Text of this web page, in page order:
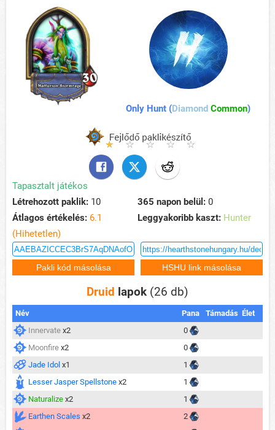
Only Hunt (Diamond Common)
Tapasztalt játékos
Létrehozott paklik: 10 365 napon belül: 0
Átlagos értékelés: 6.1
(Hihetetlen)
Leggyakoribb kaszt: Hunter
Druid lapok (26 db)
Név Pana Támadás Élet
Innervate x2
0
Moonfire x2
0
Jade Idol x1
1
Lesser Jasper Spellstone x2
1
Naturalize x2
1
Earthen Scales x2
2